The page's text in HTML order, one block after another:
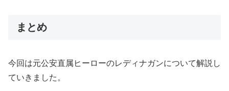
まとめ
今回は元公安直属ヒーローのレディナガンについて解説し
ていきました。